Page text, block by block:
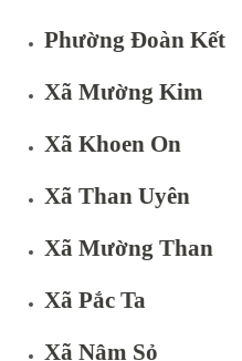
Phường Đoàn Kết
Xã Mường Kim
Xã Khoen On
Xã Than Uyên
Xã Mường Than
Xã Pắc Ta
Xã Nậm Sỏ